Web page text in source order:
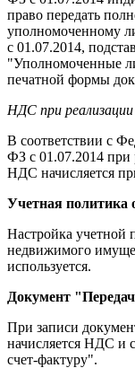
право передать
уполномоченному
с 01.07.2014,
"Уполномоченные
печатной формы
НДС при
В соответствии с
ФЗ с 01.07.2014 при
НДС начисляется
Учетная политика
Настройка учетной
недвижимого
используется.
Документ
При записи
начисляется НДС и
счет-фактуру".